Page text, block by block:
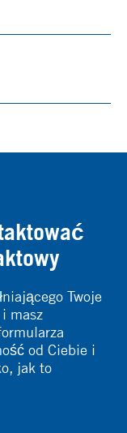
Twoje
masz
od Ciebie i
jak to